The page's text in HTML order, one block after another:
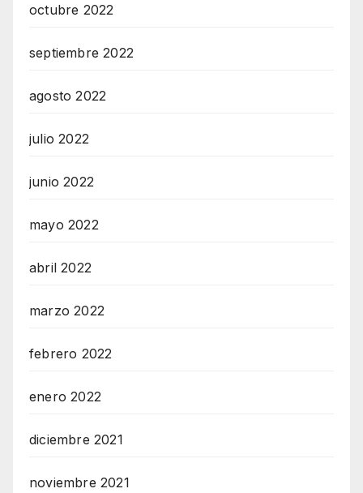
octubre 2022
septiembre 2022
agosto 2022
julio 2022
junio 2022
mayo 2022
abril 2022
marzo 2022
febrero 2022
enero 2022
diciembre 2021
noviembre 2021